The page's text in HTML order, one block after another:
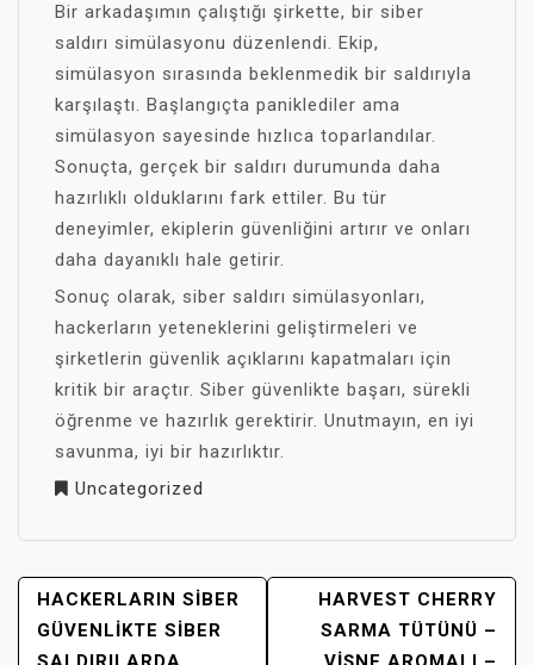
Bir arkadaşımın çalıştığı şirkette, bir siber
saldırı simülasyonu düzenlendi. Ekip,
simülasyon sırasında beklenmedik bir saldırıyla
karşılaştı. Başlangıçta paniklediler ama
simülasyon sayesinde hızlıca toparlandılar.
Sonuçta, gerçek bir saldırı durumunda daha
hazırlıklı olduklarını fark ettiler. Bu tür
deneyimler, ekiplerin güvenliğini artırır ve onları
daha dayanıklı hale getirir.
Sonuç olarak, siber saldırı simülasyonları,
hackerların yeteneklerini geliştirmeleri ve
şirketlerin güvenlik açıklarını kapatmaları için
kritik bir araçtır. Siber güvenlikte başarı, sürekli
öğrenme ve hazırlık gerektirir. Unutmayın, en iyi
savunma, iyi bir hazırlıktır.
Uncategorized
YAZI
GEZINMESI
HACKERLARIN SIBER
GÜVENLIKTE SIBER
HARVEST CHERRY
SARMA TÜTÜNÜ –